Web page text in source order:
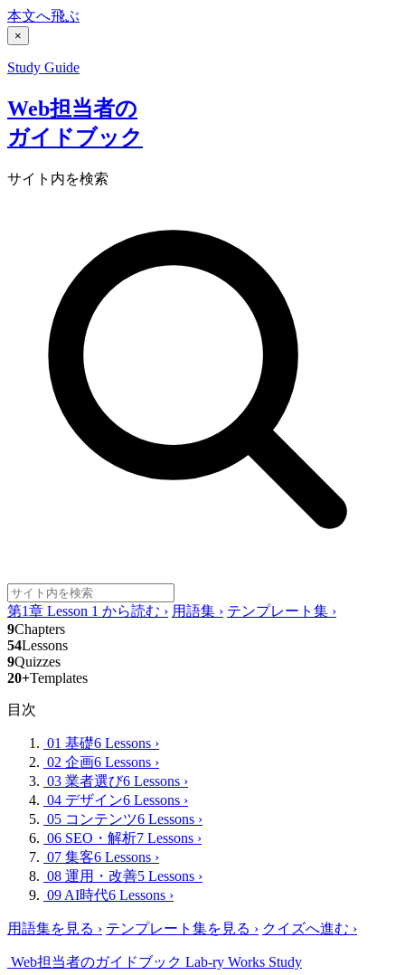
本文へ飛ぶ
×
Study Guide
Web担当者の
ガイドブック
サイト内を検索
第1章 Lesson 1 から読む › 用語集 › テンプレート集 ›
9Chapters
54Lessons
9Quizzes
20+Templates
目次
01 基礎6 Lessons ›
02 企画6 Lessons ›
03 業者選び6 Lessons ›
04 デザイン6 Lessons ›
05 コンテンツ6 Lessons ›
06 SEO・解析7 Lessons ›
07 集客6 Lessons ›
08 運用・改善5 Lessons ›
09 AI時代6 Lessons ›
用語集を見る › テンプレート集を見る › クイズへ進む ›
Web担当者のガイドブック Lab-ry Works Study